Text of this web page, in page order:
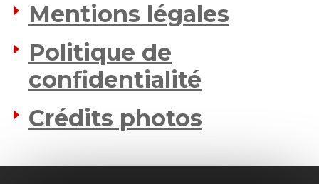
Mentions légales
Politique de
confidentialité
Crédits photos